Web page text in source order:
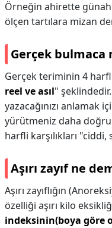
Örneğin ahirette
ölçen tartılara mizan
Gerçek bulmaca
Gerçek teriminin 4
reel ve asıl"
yazacağınızı anlamak
yürütmeniz daha
harfli karşılıkları
Aşırı zayıf ne
Aşırı zayıflığın
özelliği aşırı kilo
indeksinin(boya göre